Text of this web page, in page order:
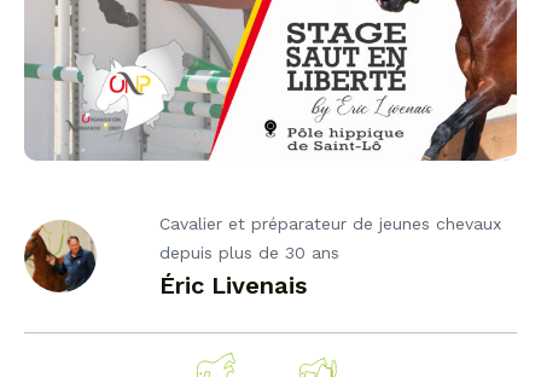
Cavalier et préparateur de jeunes chevaux
depuis plus de 30 ans
Éric Livenais